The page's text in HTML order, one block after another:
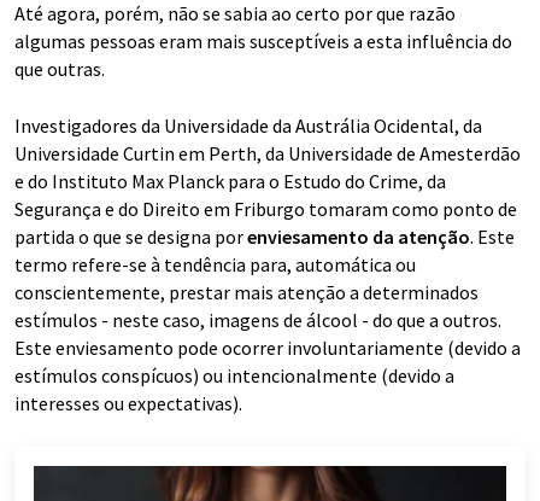
Até agora, porém, não se sabia ao certo por que razão
algumas pessoas eram mais susceptíveis a esta influência do
que outras.
Investigadores da Universidade da Austrália Ocidental, da
Universidade Curtin em Perth, da Universidade de Amesterdão
e do Instituto Max Planck para o Estudo do Crime, da
Segurança e do Direito em Friburgo tomaram como ponto de
partida o que se designa porenviesamento da atenção. Este
termo refere-se à tendência para, automática ou
conscientemente, prestar mais atenção a determinados
estímulos - neste caso, imagens de álcool - do que a outros.
Este enviesamento pode ocorrer involuntariamente (devido a
estímulos conspícuos) ou intencionalmente (devido a
interesses ou expectativas).